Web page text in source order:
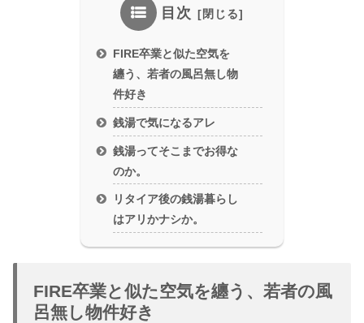
目次
FIRE卒業と似た空気を
纏う、若者の風呂無し物
件好き
銭湯で気になるアレ
銭湯ってそこまでお得な
のか。
リタイア後の銭湯暮らし
はアリかナシか。
FIRE卒業と似た空気を纏う、若者の風
呂無し物件好き